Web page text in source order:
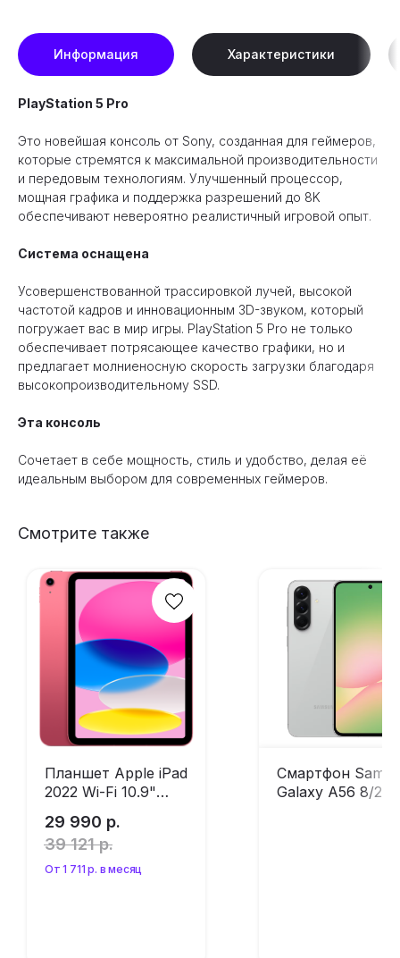
Информация Характеристики
PlayStation 5 Pro
Это новейшая консоль от Sony, созданная для геймеров,
которые стремятся к максимальной производительности
и передовым технологиям. Улучшенный процессор,
мощная графика и поддержка разрешений до 8K
обеспечивают невероятно реалистичный игровой опыт.
Система оснащена
Усовершенствованной трассировкой лучей, высокой
частотой кадров и инновационным 3D-звуком, который
погружает вас в мир игры. PlayStation 5 Pro не только
обеспечивает потрясающее качество графики, но и
предлагает молниеносную скорость загрузки благодаря
высокопроизводительному SSD.
Эта консоль
Сочетает в себе мощность, стиль и удобство, делая её
идеальным выбором для современных геймеров.
Смотрите также
Планшет Apple iPad
2022 Wi-Fi 10.9"
RuStore)
29 990 р.
39 121 р.
От 1 711 р. в месяц
Смартфон
Galaxy A56 8/